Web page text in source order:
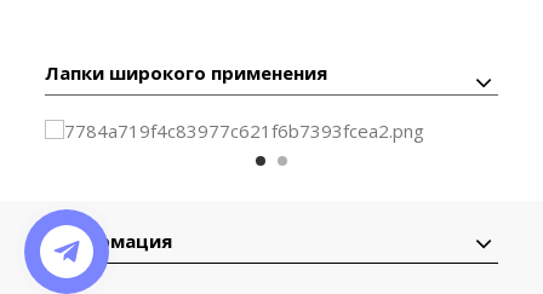
Лапки широкого применения
Информация